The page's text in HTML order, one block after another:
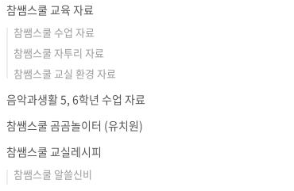
참쌤스쿨 교육 자료
참쌤스쿨 수업 자료
참쌤스쿨 자투리 자료
참쌤스쿨 교실 환경 자료
음악과생활 5, 6학년 수업 자료
참쌤스쿨 곰곰놀이터 (유치원)
참쌤스쿨 교실레시피
참쌤스쿨 알쓸신비